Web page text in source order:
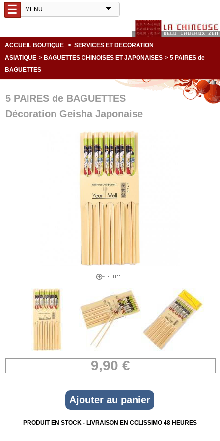
☰
ACCUEIL BOUTIQUE > SERVICES ET DECORATION
ASIATIQUE > BAGUETTES CHINOISES ET JAPONAISES > 5 PAIRES de
BAGUETTES
5 PAIRES de BAGUETTES
Décoration Geisha Japonaise
9,90 €
PRODUIT EN STOCK - LIVRAISON EN COLISSIMO 48 HEURES